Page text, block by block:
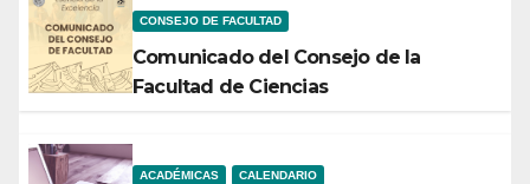
CONSEJO DE FACULTAD
Comunicado del Consejo de la
Facultad de Ciencias
ACADÉMICAS CALENDARIO